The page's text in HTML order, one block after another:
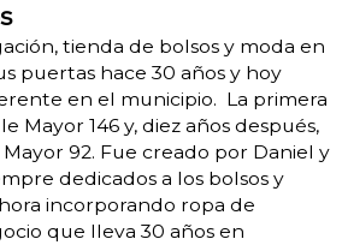
tienda de bolsos y moda en
puertas hace 30 años y hoy
en el municipio. La primera
Mayor 146 y, diez años después,
92. Fue creado por Daniel y
dedicados a los bolsos y
incorporando ropa de
que lleva 30 años en